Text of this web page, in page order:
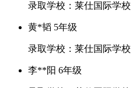
录取学校：莱仕国际学校
黄*韬 5年级
录取学校：莱仕国际学校
李**阳 6年级